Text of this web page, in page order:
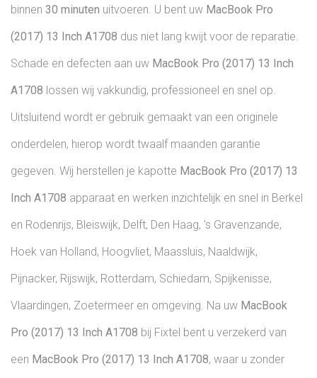
binnen 30 minuten uitvoeren. U bent uw MacBook Pro
(2017) 13 Inch A1708 dus niet lang kwijt voor de reparatie.
Schade en defecten aan uw MacBook Pro (2017) 13 Inch
A1708 lossen wij vakkundig, professioneel en snel op.
Uitsluitend wordt er gebruik gemaakt van een originele
onderdelen, hierop wordt twaalf maanden garantie
gegeven. Wij herstellen je kapotte MacBook Pro (2017) 13
Inch A1708 apparaat en werken inzichtelijk en snel in Berkel
en Rodenrijs, Bleiswijk, Delft, Den Haag, ’s Gravenzande,
Hoek van Holland, Hoogvliet, Maassluis, Naaldwijk,
Pijnacker, Rijswijk, Rotterdam, Schiedam, Spijkenisse,
Vlaardingen, Zoetermeer en omgeving. Na uw MacBook
Pro (2017) 13 Inch A1708 bij Fixtel bent u verzekerd van
een MacBook Pro (2017) 13 Inch A1708, waar u zonder